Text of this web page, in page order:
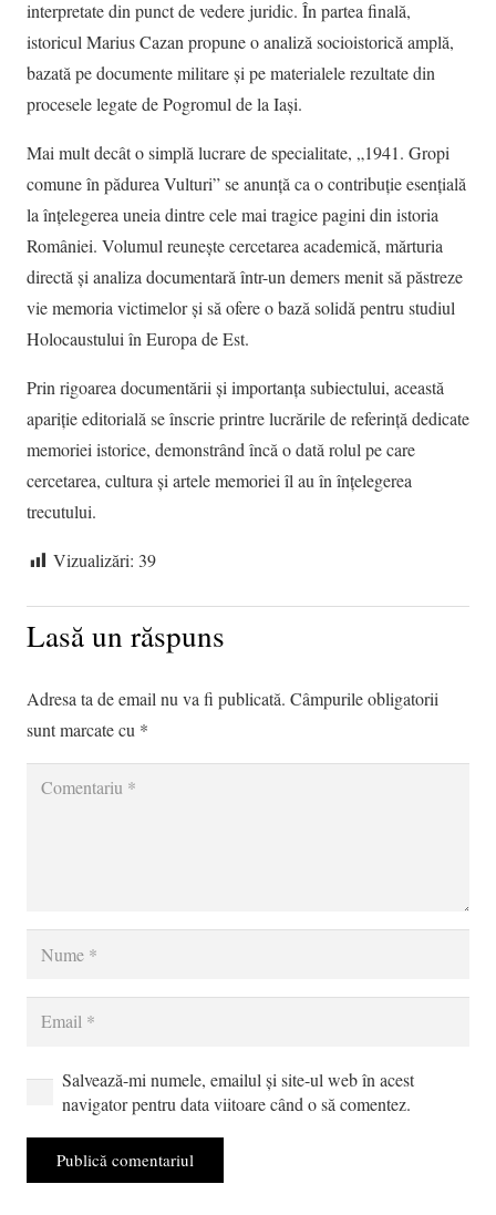
interpretate din punct de vedere juridic. În partea finală,
istoricul Marius Cazan propune o analiză socioistorică amplă,
bazată pe documente militare și pe materialele rezultate din
procesele legate de Pogromul de la Iași.
Mai mult decât o simplă lucrare de specialitate, „1941. Gropi
comune în pădurea Vulturi” se anunță ca o contribuție esențială
la înțelegerea uneia dintre cele mai tragice pagini din istoria
României. Volumul reunește cercetarea academică, mărturia
directă și analiza documentară într-un demers menit să păstreze
vie memoria victimelor și să ofere o bază solidă pentru studiul
Holocaustului în Europa de Est.
Prin rigoarea documentării și importanța subiectului, această
apariție editorială se înscrie printre lucrările de referință dedicate
memoriei istorice, demonstrând încă o dată rolul pe care
cercetarea, cultura și artele memoriei îl au în înțelegerea
trecutului.
Vizualizări: 39
Lasă un răspuns
Adresa ta de email nu va fi publicată. Câmpurile obligatorii
sunt marcate cu *
Salvează-mi numele, emailul și site-ul web în acest
navigator pentru data viitoare când o să comentez.
Publică comentariul